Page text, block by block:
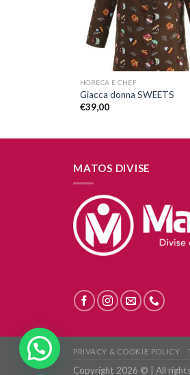
HORECA E CHEF
Giacca donna SWEETS
€39,00
MATOS DIVISE
PRIVACY & COOKIE POLICY
Copyright 2026 © | All